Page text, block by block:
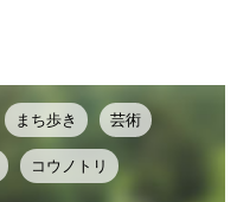
まち歩き 芸術
コウノトリ